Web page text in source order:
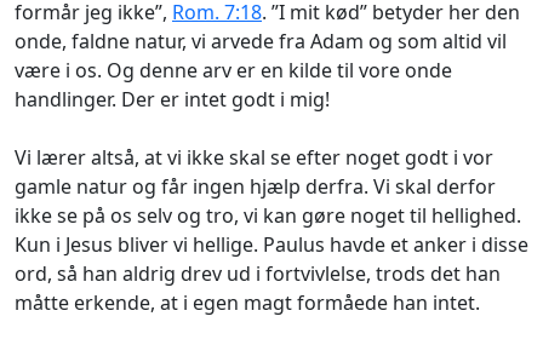
formår jeg ikke”, Rom. 7:18. ”I mit kød” betyder her den
onde, faldne natur, vi arvede fra Adam og som altid vil
være i os. Og denne arv er en kilde til vore onde
handlinger. Der er intet godt i mig!
Vi lærer altså, at vi ikke skal se efter noget godt i vor
gamle natur og får ingen hjælp derfra. Vi skal derfor
ikke se på os selv og tro, vi kan gøre noget til hellighed.
Kun i Jesus bliver vi hellige. Paulus havde et anker i disse
ord, så han aldrig drev ud i fortvivlelse, trods det han
måtte erkende, at i egen magt formåede han intet.